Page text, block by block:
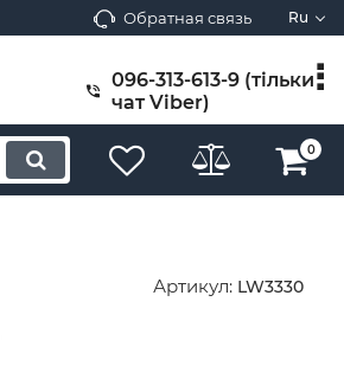
Обратная связь Ru
096-313-613-9 (тільки
чат Viber)
0
Артикул: LW3330